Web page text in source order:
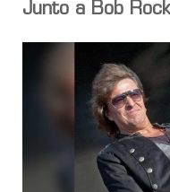
Junto a Bob